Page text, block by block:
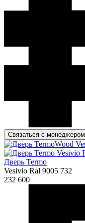
Связаться с менеджером
Дверь Termo
Vesivio Ral 9005 732
232 600